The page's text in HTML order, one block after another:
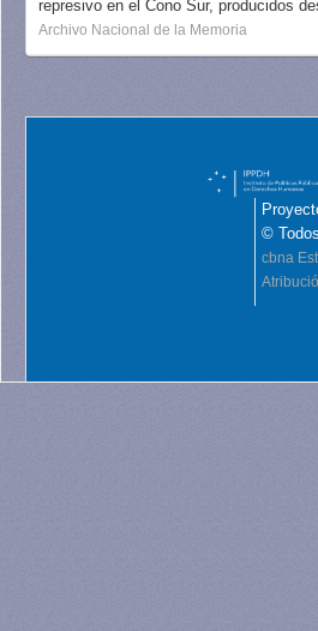
represivo en el Cono Sur, producidos
Archivo Nacional de la Memoria
©
cbna